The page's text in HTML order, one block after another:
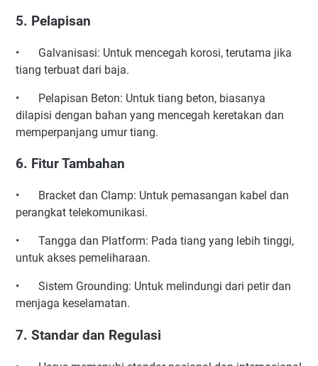
5. Pelapisan
•
Galvanisasi: Untuk mencegah korosi, terutama jika
tiang terbuat dari baja.
•
Pelapisan Beton: Untuk tiang beton, biasanya
dilapisi dengan bahan yang mencegah keretakan dan
memperpanjang umur tiang.
6. Fitur Tambahan
•
Bracket dan Clamp: Untuk pemasangan kabel dan
perangkat telekomunikasi.
•
Tangga dan Platform: Pada tiang yang lebih tinggi,
untuk akses pemeliharaan.
•
Sistem Grounding: Untuk melindungi dari petir dan
menjaga keselamatan.
7. Standar dan Regulasi